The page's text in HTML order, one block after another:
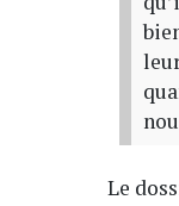
Le